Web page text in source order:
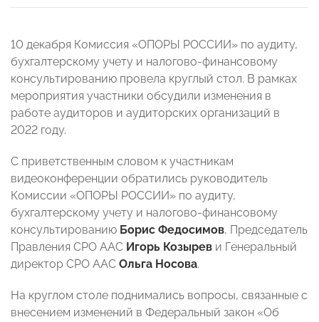
10 декабря Комиссия «ОПОРЫ РОССИИ» по аудиту,
бухгалтерскому учету и налогово-финансовому
консультированию провела круглый стол. В рамках
мероприятия участники обсудили изменения в
работе аудиторов и аудиторских организаций в
2022 году.
С приветственным словом к участникам
видеоконференции обратились руководитель
Комиссии «ОПОРЫ РОССИИ» по аудиту,
бухгалтерскому учету и налогово-финансовому
консультированию Борис Федосимов, Председатель
Правления СРО ААС Игорь Козырев и Генеральный
директор СРО ААС Ольга Носова.
На круглом столе поднимались вопросы, связанные с
внесением изменений в Федеральный закон «Об